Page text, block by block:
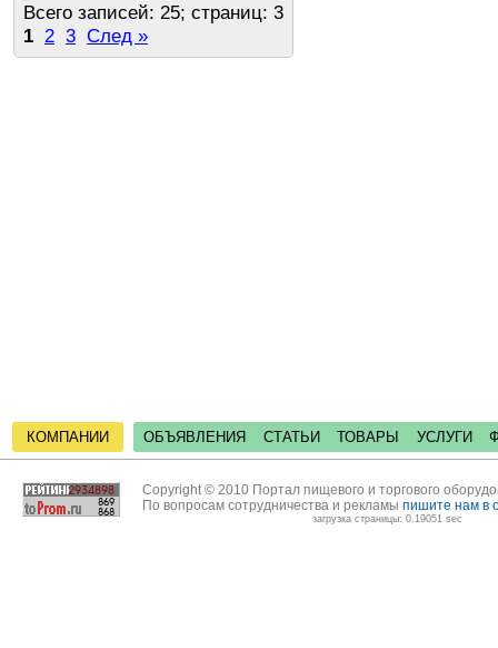
Всего записей: 25; страниц: 3
1 2 3 След »
КОМПАНИИ ОБЪЯВЛЕНИЯ СТАТЬИ ТОВАРЫ УСЛУГИ
Copyright © 2010 Портал пищевого и торгового
По вопросам сотрудничества и рекламы пишите нам в
загрузка страницы: 0.19051 sec